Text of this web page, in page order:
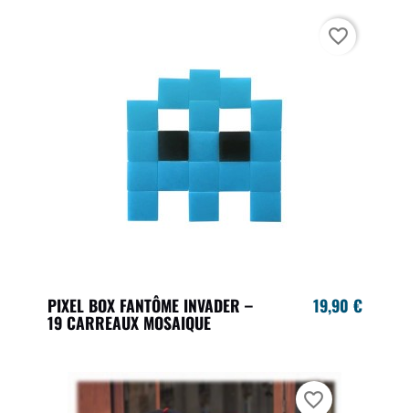
PIXEL BOX FANTÔME INVADER –
19 CARREAUX MOSAIQUE
19,90 €
favorite_border
favorite_border